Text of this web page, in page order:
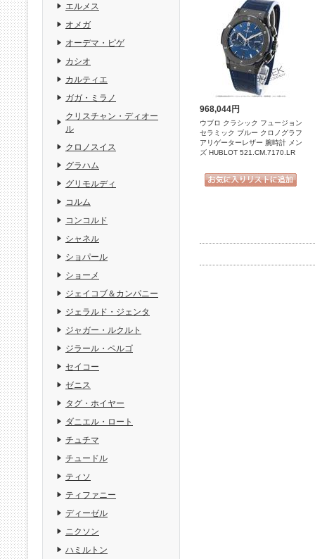
968,044円
ウブロ クラシック フュージョン
セラミック ブルー クロノグラフ
アリゲーターレザー 腕時計 メン
ズ HUBLOT 521.CM.7170.LR
エルメス
オメガ
オーデマ・ピゲ
カシオ
カルティエ
ガガ・ミラノ
クリスチャン・ディオー
ル
クロノスイス
グラハム
グリモルディ
コルム
コンコルド
シャネル
ショパール
ショーメ
ジェイコブ＆カンパニー
ジェラルド・ジェンタ
ジャガー・ルクルト
ジラール・ペルゴ
セイコー
ゼニス
タグ・ホイヤー
ダニエル・ロート
チュチマ
チュードル
ティソ
ティファニー
ディーゼル
ニクソン
ハミルトン